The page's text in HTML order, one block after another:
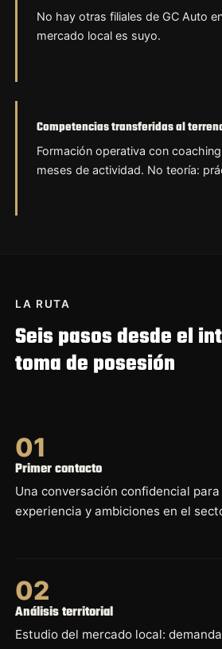
No hay otras filiales de GC Auto
mercado local es suyo.
Competencias transferidas al
Formación operativa con
meses de actividad. No teoría:
LA RUTA
Seis pasos desde el
toma de posesión
01
Primer contacto
Una conversación confidencial
experiencia y ambiciones en el
02
Análisis territorial
Estudio del mercado local: